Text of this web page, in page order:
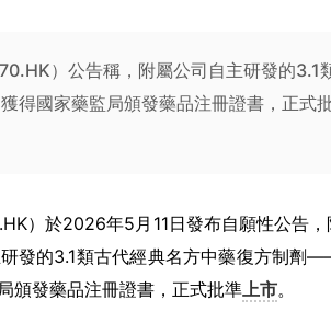
）公告稱，附屬公司自主研發的3.1
國家藥監局頒發藥品注冊證書，正式
）於2026年5月11日發布自願性公告
發的3.1類古代經典名方中藥復方制劑
頒發藥品注冊證書，正式批準上市。